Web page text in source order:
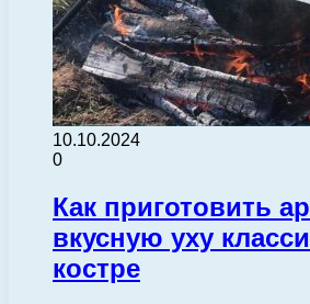
10.10.2024
0
Как приготовить
вкусную уху
костре